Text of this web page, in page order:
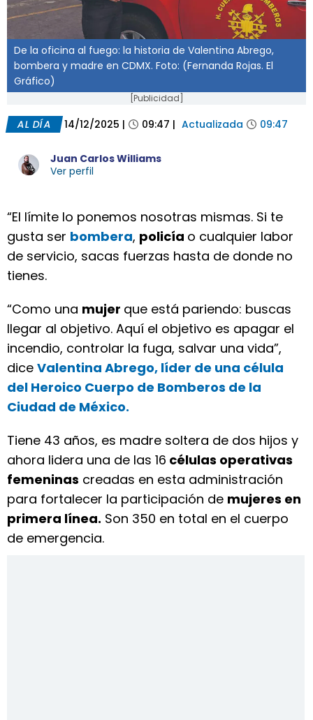
De la oficina al fuego: la historia de Valentina Abrego,
bombera y madre en CDMX. Foto: (Fernanda Rojas. El
Gráfico)
[Publicidad]
AL DÍA 14/12/2025 | 09:47 | Actualizada 09:47
Juan Carlos Williams
Ver perfil
“El límite lo ponemos nosotras mismas. Si te
gusta ser bombera, policía o cualquier labor
de servicio, sacas fuerzas hasta de donde no
tienes.
“Como una mujer que está pariendo: buscas
llegar al objetivo. Aquí el objetivo es apagar el
incendio, controlar la fuga, salvar una vida”,
dice Valentina Abrego, líder de una célula
del Heroico Cuerpo de Bomberos de la
Ciudad de México.
Tiene 43 años, es madre soltera de dos hijos y
ahora lidera una de las 16 células operativas
femeninas creadas en esta administración
para fortalecer la participación de mujeres en
primera línea. Son 350 en total en el cuerpo
de emergencia.